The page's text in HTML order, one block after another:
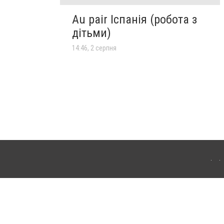
Au pair Іспанія (робота з
дітьми)
14:46, 2 серпня